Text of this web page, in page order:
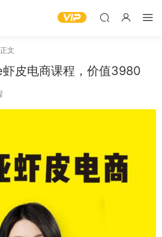
正文
皮电商课程，价值3980